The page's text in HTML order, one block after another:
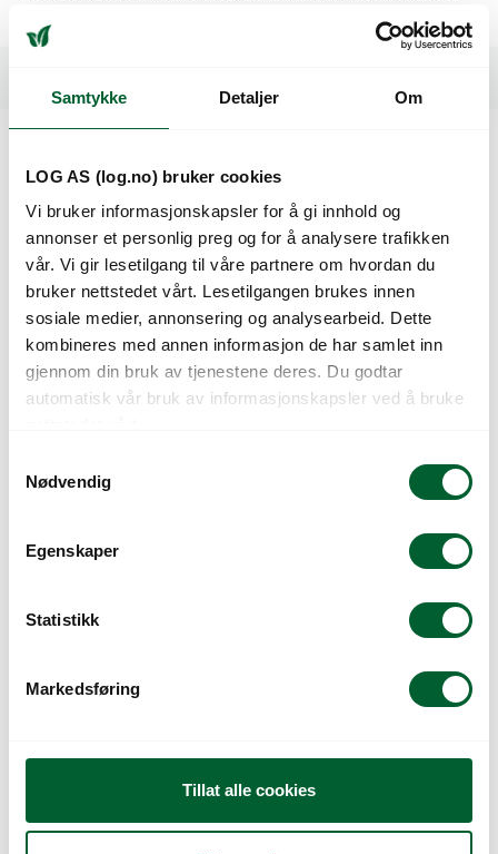
Samtykke Detaljer Om
LOG AS (log.no) bruker cookies
Vi bruker informasjonskapsler for å gi innhold og
annonser et personlig preg og for å analysere trafikken
vår. Vi gir lesetilgang til våre partnere om hvordan du
bruker nettstedet vårt. Lesetilgangen brukes innen
sosiale medier, annonsering og analysearbeid. Dette
kombineres med annen informasjon de har samlet inn
gjennom din bruk av tjenestene deres. Du godtar
automatisk vår bruk av informasjonskapsler ved å bruke
Nødvendig
Egenskaper
Statistikk
Markedsføring
Tillat alle cookies
Kunder så også på
UCHIKI KURI (F)
P.FRØ GRESSLØK
P.FRØ GRØNNGJØD
P.FRØ GRØNNGJØD
HONNINGURT